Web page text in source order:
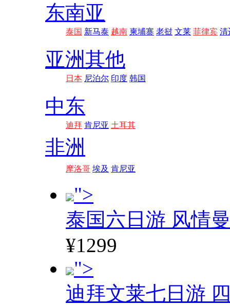
东南亚
泰国 新马泰 越南 柬埔寨 老挝 文莱 菲律宾 清
亚洲其他
日本 尼泊尔 印度 韩国
中东
迪拜 肯尼亚 土耳其
非洲
摩洛哥 埃及 肯尼亚
">
泰国六日游 风情
¥1299
">
迪拜文莱七日游